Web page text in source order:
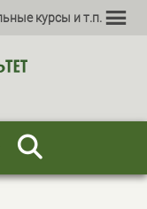
курсы и т.п.